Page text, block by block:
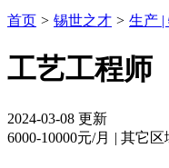
首页 > 锡世之才 > 生产 |
工艺工程师
2024-03-08 更新
6000-10000元/月 | 其它区